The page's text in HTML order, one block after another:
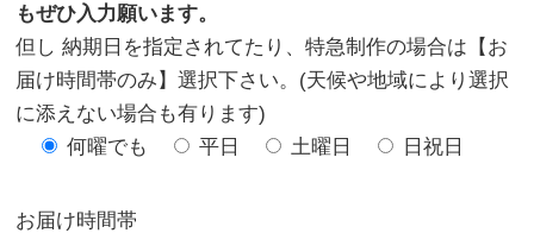
もぜひ入力願います。
但し 納期日を指定されてたり、特急制作の場合は【お
届け時間帯のみ】選択下さい。(天候や地域により選択
に添えない場合も有ります)
何曜でも
平日 土曜日 日祝日
お届け時間帯